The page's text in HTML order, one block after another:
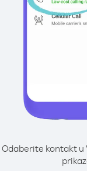
Odaberite kontakt u